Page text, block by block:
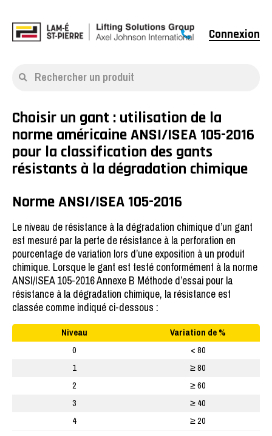
Rechercher un produit
Connexion
Choisir un gant : utilisation de la
norme américaine ANSI/ISEA 105-2016
pour la classification des gants
résistants à la dégradation chimique
Norme ANSI/ISEA 105-2016
Le niveau de résistance à la dégradation chimique d’un gant
est mesuré par la perte de résistance à la perforation en
pourcentage de variation lors d’une exposition à un produit
chimique. Lorsque le gant est testé conformément à la norme
ANSI/ISEA 105-2016 Annexe B Méthode d’essai pour la
résistance à la dégradation chimique, la résistance est
classée comme indiqué ci-dessous :
Niveau
Variation de %
0
< 80
1
≥ 80
2
≥ 60
3
≥ 40
4
≥ 20